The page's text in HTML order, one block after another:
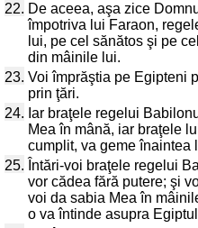
22. De aceea, aşa zice
împotriva lui Faraon,
lui, pe cel sănătos şi pe
din mâinile lui.
23. Voi împrăştia pe Egipteni
prin ţări.
24. Iar braţele regelui
Mea în mână, iar braţele
cumplit, va geme înaintea
25. Întări-voi braţele regelui
vor cădea fără putere; şi
voi da sabia Mea în
o va întinde asupra